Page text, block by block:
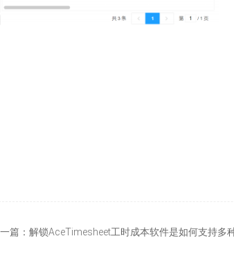
篇： 解锁AceTimesheet工时成本软件是如何支持多